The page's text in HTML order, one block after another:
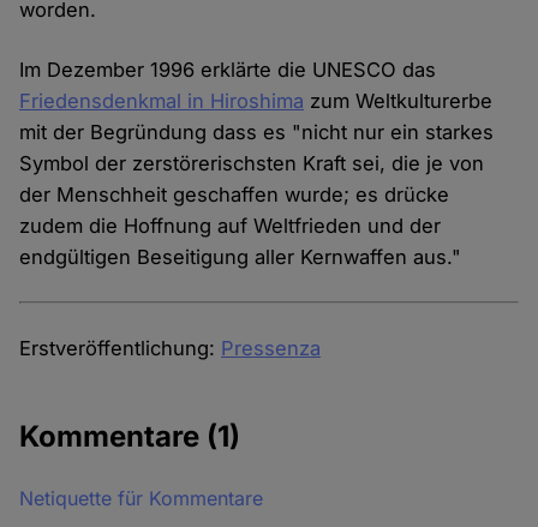
worden.
Im Dezember 1996 erklärte die UNESCO das
Friedensdenkmal in Hiroshima zum Weltkulturerbe
mit der Begründung dass es "nicht nur ein starkes
Symbol der zerstörerischsten Kraft sei, die je von
der Menschheit geschaffen wurde; es drücke
zudem die Hoffnung auf Weltfrieden und der
endgültigen Beseitigung aller Kernwaffen aus."
Erstveröffentlichung: Pressenza
Kommentare (1)
Netiquette für Kommentare